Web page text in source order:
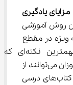
مزایای یادگیری
روش آموزشی
برای دانش‌آموزان به ویژه در مقطع
اول و دوم ابتدایی به همراه دارد. مهمترین نکته‌ای که
می‌توان با آن اشاره کرد این است که دانش‌آموزان می‌توانند از
اشیا حقیقی برای درک مفاهیم مکتوب در کتاب‌های درسی